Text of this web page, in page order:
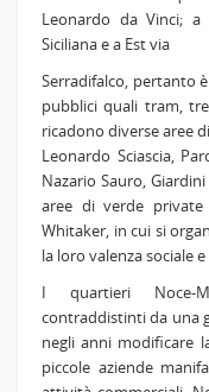
Leonardo da Vinci; a
Siciliana e a Est via
Serradifalco, pertanto
pubblici quali tram,
ricadono diverse aree
Leonardo Sciascia,
Nazario Sauro,
aree di verde
Whitaker, in cui si
la loro valenza sociale
I quartieri Noce-
contraddistinti da una
negli anni modificare
piccole aziende